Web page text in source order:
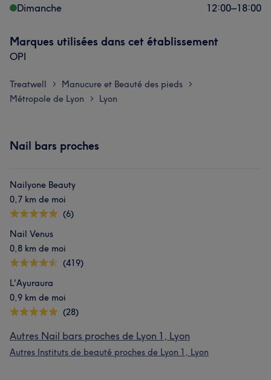
Dimanche
12:00–18:00
Marques utilisées dans cet établissement
OPI
Treatwell > Manucure et Beauté des pieds >
Métropole de Lyon > Lyon
Nail bars proches
Nailyone Beauty
0,7 km de moi
(6)
Nail Venus
0,8 km de moi
(419)
L'Ayuraura
0,9 km de moi
(28)
Autres Nail bars proches de Lyon 1, Lyon
Autres Instituts de beauté proches de Lyon 1, Lyon